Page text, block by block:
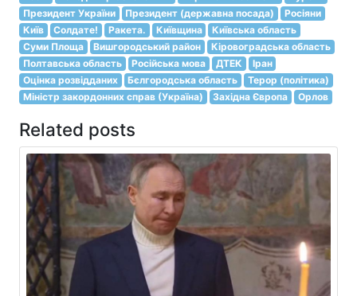
Президент України
Президент (державна посада)
Росіяни
Київ
Солдате! Ракета. Київщина
Київська область
Суми Площа
Вишгородський район
Кіровоградська область
Полтавська область
Російська мова ДТЕК
Іран
Оцінка розвідданих
Бєлгородська область
Терор (політика)
Міністр закордонних справ (Україна)
Західна Європа Орлов
Related posts